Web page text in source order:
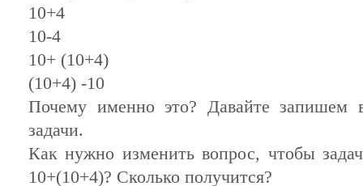
10+4
10-4
10+ (10+4)
(10+4) -10
Почему именно это? Давайте запишем
задачи.
Как нужно изменить вопрос, чтобы
10+(10+4)? Сколько получится?